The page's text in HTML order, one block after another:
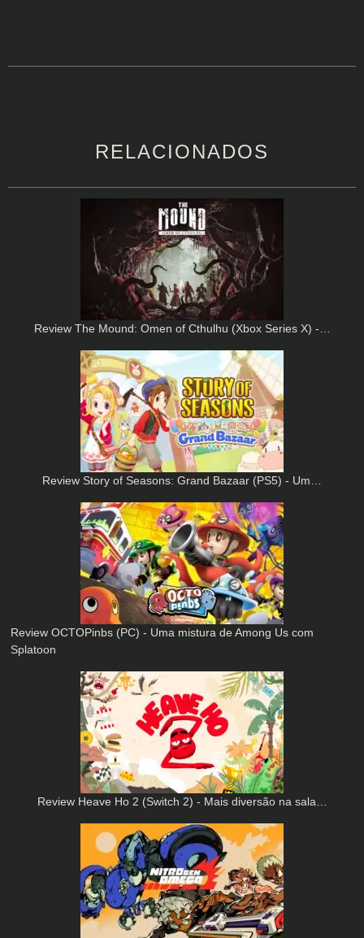
RELACIONADOS
Review The Mound: Omen of Cthulhu (Xbox Series X) -…
Review Story of Seasons: Grand Bazaar (PS5) - Um…
Review OCTOPinbs (PC) - Uma mistura de Among Us com
Splatoon
Review Heave Ho 2 (Switch 2) - Mais diversão na sala…